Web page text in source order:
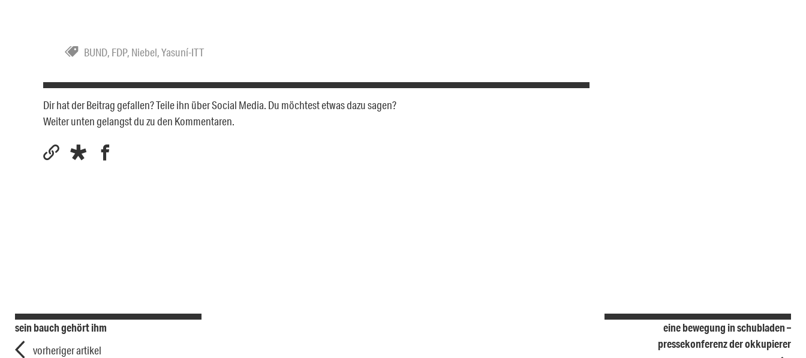
BUND, FDP, Niebel,Yasuní-ITT
Dir hat der Beitrag gefallen? Teile ihn über Social Media. Du möchtest etwas dazu sagen?
Weiter unten gelangst du zu den Kommentaren.
sein bauch gehört ihm
vorheriger artikel
eine bewegung in schubladen –
pressekonferenz der okkupierer